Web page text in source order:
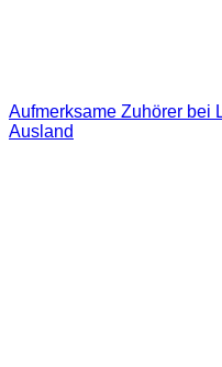
Aufmerksame Zuhörer bei
Ausland